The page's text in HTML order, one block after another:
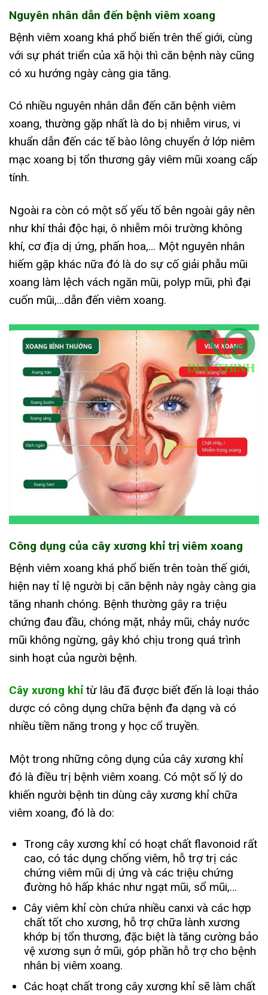
Nguyên nhân dẫn đến bệnh viêm xoang
Bệnh viêm xoang khá phổ biến trên thế giới, cùng
với sự phát triển của xã hội thì căn bệnh này cũng
có xu hướng ngày càng gia tăng.
Có nhiều nguyên nhân dẫn đến căn bệnh viêm
xoang, thường gặp nhất là do bị nhiễm virus, vi
khuẩn dẫn đến các tế bào lông chuyển ở lớp niêm
mạc xoang bị tổn thương gây viêm mũi xoang cấp
tính.
Ngoài ra còn có một số yếu tố bên ngoài gây nên
như khí thải độc hại, ô nhiễm môi trường không
khí, cơ địa dị ứng, phấn hoa,… Một nguyên nhân
hiếm gặp khác nữa đó là do sự cố giải phẫu mũi
xoang làm lệch vách ngăn mũi, polyp mũi, phì đại
cuốn mũi,…dẫn đến viêm xoang.
Công dụng của cây xương khỉ trị viêm xoang
Bệnh viêm xoang khá phổ biến trên toàn thế giới,
hiện nay tỉ lệ người bị căn bệnh này ngày càng gia
tăng nhanh chóng. Bệnh thường gây ra triệu
chứng đau đầu, chóng mặt, nhảy mũi, chảy nước
mũi không ngừng, gây khó chịu trong quá trình
sinh hoạt của người bệnh.
Cây xương khỉ từ lâu đã được biết đến là loại thảo
dược có công dụng chữa bệnh đa dạng và có
nhiều tiềm năng trong y học cổ truyền.
Một trong những công dụng của cây xương khỉ
đó là điều trị bệnh viêm xoang. Có một số lý do
khiến người bệnh tin dùng cây xương khỉ chữa
viêm xoang, đó là do:
Trong cây xương khỉ có hoạt chất flavonoid rất
cao, có tác dụng chống viêm, hỗ trợ trị các
chứng viêm mũi dị ứng và các triệu chứng
đường hô hấp khác như ngạt mũi, sổ mũi,…
Cây viêm khỉ còn chứa nhiều canxi và các hợp
chất tốt cho xương, hỗ trợ chữa lành xương
khớp bị tổn thương, đặc biệt là tăng cường bảo
vệ xương sụn ở mũi, góp phần hỗ trợ cho bệnh
nhân bị viêm xoang.
Các hoạt chất trong cây xương khỉ sẽ làm chất